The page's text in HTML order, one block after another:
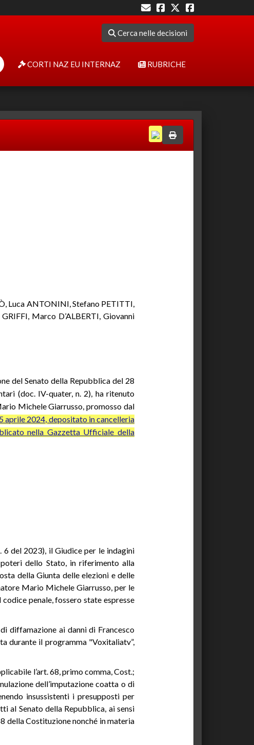
Cerca nelle decisioni
CORTI NAZ EU INTERNAZ RUBRICHE
Luca ANTONINI, Stefano PETITTI,
Marco D’ALBERTI, Giovanni
del Senato della Repubblica del 28
(doc. IV-quater, n. 2), ha ritenuto
Michele Giarrusso, promosso dal
aprile 2024, depositato in cancelleria
nella Gazzetta Ufficiale della
del 2023), il Giudice per le indagini
dello Stato, in riferimento alla
della Giunta delle elezioni e delle
Mario Michele Giarrusso, per le
penale, fossero state espresse
diffamazione ai danni di Francesco
durante il programma "Voxitaliatv”,
l’art. 68, primo comma, Cost.;
dell’imputazione coatta o di
insussistenti i presupposti per
al Senato della Repubblica, ai sensi
della Costituzione nonché in materia